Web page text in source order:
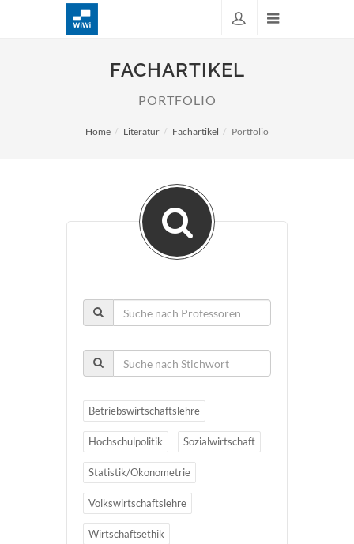
FACHARTIKEL
PORTFOLIO
Home Literatur Fachartikel Portfolio
Betriebswirtschaftslehre
Hochschulpolitik Sozialwirtschaft
Statistik/Ökonometrie
Volkswirtschaftslehre
Wirtschaftsethik